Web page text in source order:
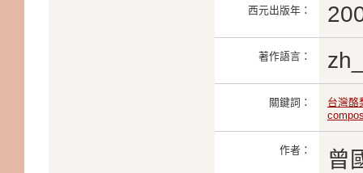
西元出版年：
著作語言：
關鍵詞：
台灣酪
作者： 曾